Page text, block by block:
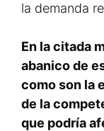
la demanda
En la citada
abanico de
como son la
de la
que podría